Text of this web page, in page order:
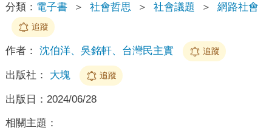
分類： 電子書 ＞ 社會哲思 ＞ 社會議題 ＞ 網路社會
追蹤
作者： 沈伯洋、吳銘軒、台灣民主實 追蹤
出版社： 大塊 追蹤
出版日： 2024/06/28
相關主題：